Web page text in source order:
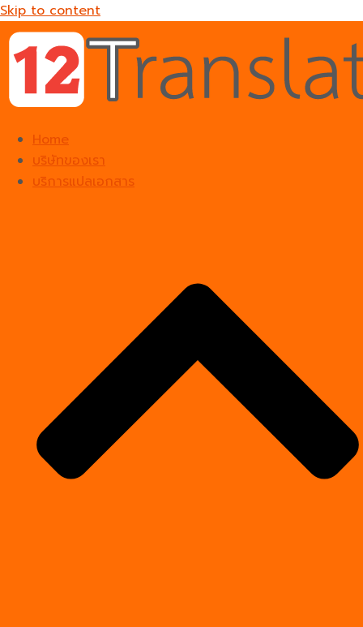
Skip to content
Home
บริษัทของเรา
บริการแปลเอกสาร